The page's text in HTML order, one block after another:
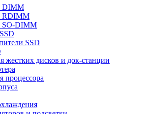
DIMM
RDIMM
SO-DIMM
SSD
жестких дисков и док-станции
процессора